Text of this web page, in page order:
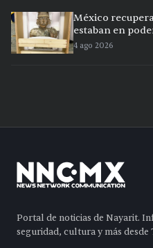
México
estaban en
4 ago 2026
Portal de noticias de Nayarit.
seguridad, cultura y más desde